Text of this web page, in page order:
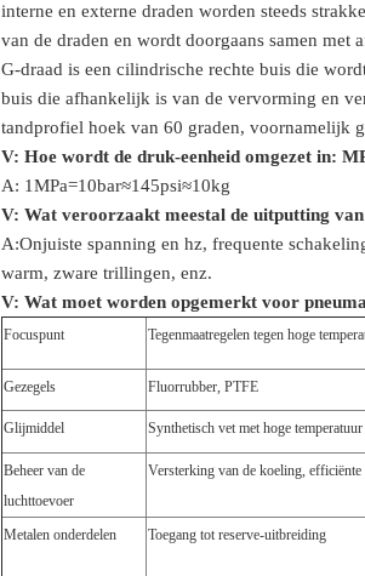
interne en externe draden worden steeds
van de draden en wordt doorgaans samen
G-draad is een cilindrische rechte buis die
buis die afhankelijk is van de vervorming en
tandprofiel hoek van 60 graden, voornamelijk
V: Hoe wordt de druk-eenheid omgezet in:
A: 1MPa=10bar≈145psi≈10kg
V: Wat veroorzaakt meestal de uitputting
A:Onjuiste spanning en hz, frequente
warm, zware trillingen, enz.
V: Wat moet worden opgemerkt voor
Focuspunt Tegenmaatregelen tegen hoge
Gezegels Fluorrubber, PTFE
Glijmiddel Synthetisch vet met hoge
Beheer van de
luchttoevoer
Versterking van de koeling,
Metalen onderdelen Toegang tot reserve-uitbreiding